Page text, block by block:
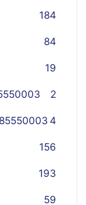
184
84
19
2
4
156
193
59